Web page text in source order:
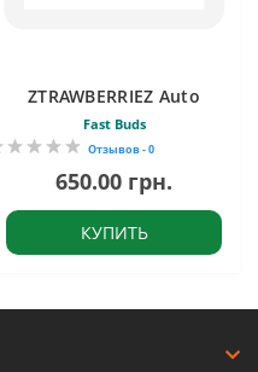
ZTRAWBERRIEZ Auto
Fast Buds
Отзывов - 0
650.00 грн.
КУПИТЬ